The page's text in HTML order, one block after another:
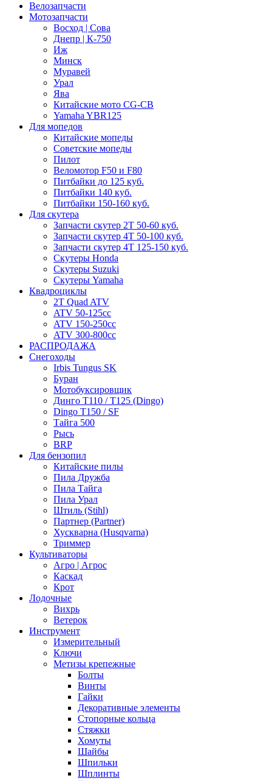
Велозапчасти
Мотозапчасти
Восход | Сова
Днепр | К-750
Иж
Минск
Муравей
Урал
Ява
Китайские мото CG-CB
Yamaha YBR125
Для мопедов
Китайские мопеды
Советские мопеды
Пилот
Веломотор F50 и F80
Питбайки до 125 куб.
Питбайки 140 куб.
Питбайки 150-160 куб.
Для скутера
Запчасти скутер 2Т 50-60 куб.
Запчасти скутер 4Т 50-100 куб.
Запчасти скутер 4Т 125-150 куб.
Скутеры Honda
Скутеры Suzuki
Скутеры Yamaha
Квадроциклы
2T Quad ATV
ATV 50-125cc
ATV 150-250cc
ATV 300-800cc
РАСПРОДАЖА
Снегоходы
Irbis Tungus SK
Буран
Мотобуксировщик
Динго T110 / T125 (Dingo)
Dingo T150 / SF
Тайга 500
Рысь
BRP
Для бензопил
Китайские пилы
Пила Дружба
Пила Тайга
Пила Урал
Штиль (Stihl)
Партнер (Partner)
Хускварна (Husqvarna)
Триммер
Культиваторы
Агро | Агрос
Каскад
Крот
Лодочные
Вихрь
Ветерок
Инструмент
Измерительный
Ключи
Метизы крепежные
Болты
Винты
Гайки
Декоративные элементы
Стопорные кольца
Стяжки
Хомуты
Шайбы
Шпильки
Шплинты